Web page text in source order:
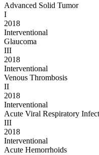
Advanced Solid Tumor
I
2018
Interventional
Glaucoma
III
2018
Interventional
Venous Thrombosis
II
2018
Interventional
Acute Viral Respiratory
III
2018
Interventional
Acute Hemorrhoids